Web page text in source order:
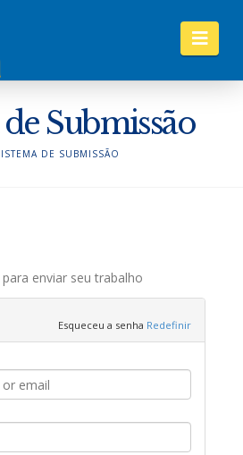
Submissão
DE SUBMISSÃO
enviar seu trabalho
Esqueceu a senha Redefinir